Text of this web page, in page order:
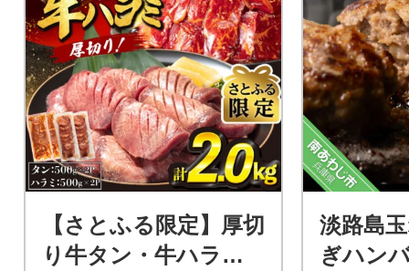
【さとふる限定】厚切
り牛タン・牛ハラ
淡路島
ぎハン